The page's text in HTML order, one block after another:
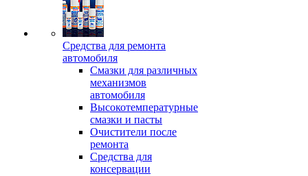
Средства для ремонта
автомобиля
Смазки для различных
механизмов
автомобиля
Высокотемпературные
смазки и пасты
Очистители после
ремонта
Средства для
консервации